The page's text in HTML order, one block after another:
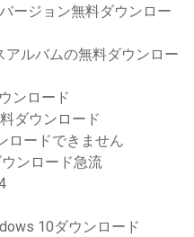
ージョン無料ダウンロー
ルバムの無料ダウンロー
ンロード
ダウンロード
ロードできません
ンロード急流
10ダウンロード